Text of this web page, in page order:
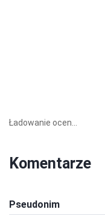
Ładowanie ocen...
Komentarze
Pseudonim